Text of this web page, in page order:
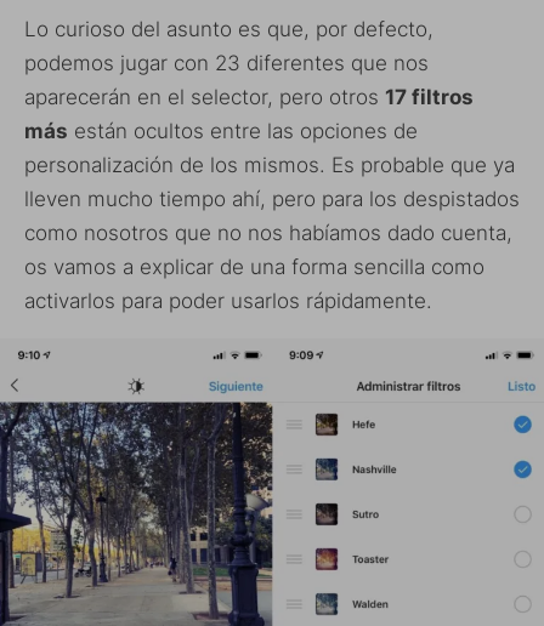
Lo curioso del asunto es que, por defecto,
podemos jugar con 23 diferentes que nos
aparecerán en el selector, pero otros 17 filtros
más están ocultos entre las opciones de
personalización de los mismos. Es probable que ya
lleven mucho tiempo ahí, pero para los despistados
como nosotros que no nos habíamos dado cuenta,
os vamos a explicar de una forma sencilla como
activarlos para poder usarlos rápidamente.